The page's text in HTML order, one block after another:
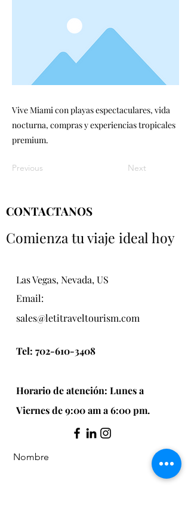
Vive Miami con playas espectaculares, vida
nocturna, compras y experiencias tropicales
premium.
Previous Next
CONTACTANOS
Comienza tu viaje ideal hoy
Las Vegas, Nevada, US
Email:
sales@letitraveltourism.com
Tel: 702-610-3408
Horario de atención: Lunes a
Viernes de 9:00 am a 6:00 pm.
Nombre